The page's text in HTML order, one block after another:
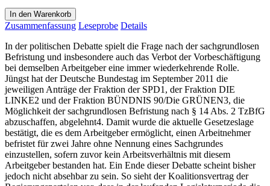
In den Warenkorb
Zusammenfassung Leseprobe Details
In der politischen Debatte spielt die Frage nach der sachgrundlosen
Befristung und insbesondere auch das Verbot der Vorbeschäftigung
bei demselben Arbeitgeber eine immer wiederkehrende Rolle.
Jüngst hat der Deutsche Bundestag im September 2011 die
jeweiligen Anträge der Fraktion der SPD1, der Fraktion DIE
LINKE2 und der Fraktion BÜNDNIS 90/Die GRÜNEN3, die
Möglichkeit der sachgrundlosen Befristung nach § 14 Abs. 2 TzBfG
abzuschaffen, abgelehnt4. Damit wurde die aktuelle Gesetzeslage
bestätigt, die es dem Arbeitgeber ermöglicht, einen Arbeitnehmer
befristet für zwei Jahre ohne Nennung eines Sachgrundes
einzustellen, sofern zuvor kein Arbeitsverhältnis mit diesem
Arbeitgeber bestanden hat. Ein Ende dieser Debatte scheint bisher
jedoch nicht absehbar zu sein. So sieht der Koalitionsvertrag der